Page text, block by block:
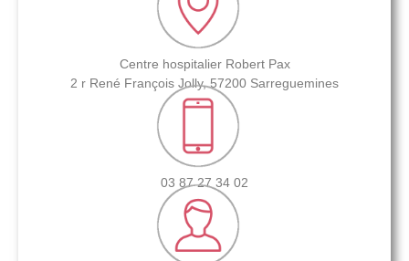
Centre hospitalier Robert Pax
2 r René François Jolly, 57200 Sarreguemines
03 87 27 34 02